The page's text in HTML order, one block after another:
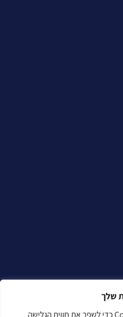
שלך
אנו משתמשים בקובצי Cookie כדי לשפר את חווית הגלישה